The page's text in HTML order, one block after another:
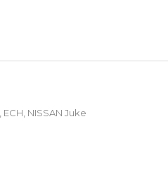
ECH NISSAN Juke